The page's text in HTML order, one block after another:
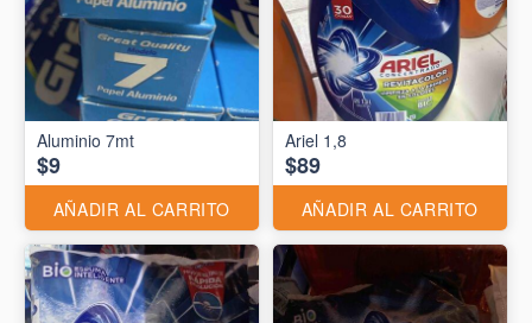
Aluminio 7mt
$9
AÑADIR AL CARRITO
Ariel 1,8
$89
AÑADIR AL CARRITO